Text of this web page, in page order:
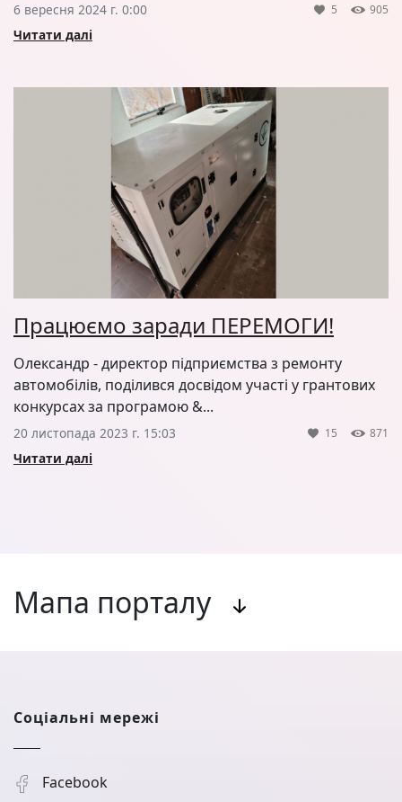
6 вересня 2024 г. 0:00 5 905
Читати далі
Працюємо заради ПЕРЕМОГИ!
Олександр - директор підприємства з ремонту
автомобілів, поділився досвідом участі у грантових
конкурсах за програмою &...
20 листопада 2023 г. 15:03 15 871
Читати далі
Мапа порталу
Соціальні мережі
Facebook